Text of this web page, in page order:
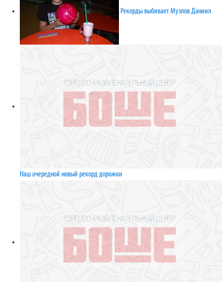
Рекорды выбивает Музлов Даниил
Наш очередной новый рекорд дорожки